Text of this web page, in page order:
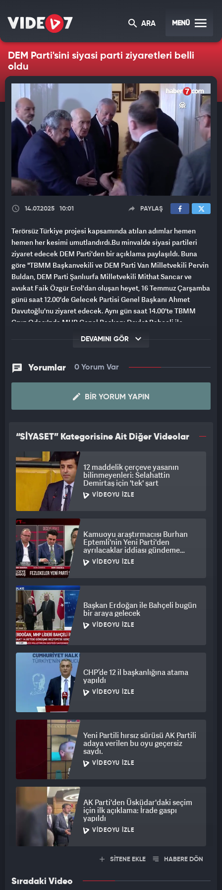
ARA MENÜ
DEM Parti'sini siyasi parti ziyaretleri belli
oldu
14.07.2025 10:01 PAYLAŞ
Terörsüz Türkiye projesi kapsamında atılan adımlar hemen
hemen her kesimi umutlandırdı.Bu minvalde siyasi partileri
ziyaret edecek DEM Parti'den bir açıklama paylaşıldı. Buna
göre "TBMM Başkanvekili ve DEM Parti Van Milletvekili Pervin
Buldan, DEM Parti Şanlıurfa Milletvekili Mithat Sancar ve
avukat Faik Özgür Erol'dan oluşan heyet, 16 Temmuz Çarşamba
günü saat 12.00'de Gelecek Partisi Genel Başkanı Ahmet
Davutoğlu'nu ziyaret edecek. Aynı gün saat 14.00'te TBMM
Grup Odası'nda MHP Genel Başkanı Devlet Bahçeli ile
görüşecek heyet, 17 Temmuz Perşembe günü ise CHP Genel
DEVAMINI GÖR
Yorumlar 0 Yorum Var
BIR YORUM YAPIN
“SİYASET” Kategorisine Ait Diğer Videolar
12 maddelik çerçeve yasanın
bilinmeyenleri: Selahattin
Demirtaş için 'tek' şart
VIDEOYU İZLE
Kamuoyu araştırmacısı Burhan
Eptemli'nin Yeni Parti'den
ayrılacaklar iddiası gündeme
bomba gibi düştü
VIDEOYU İZLE
Başkan Erdoğan ile Bahçeli bugün
bir araya gelecek
VIDEOYU İZLE
CHP’de 12 il başkanlığına atama
yapıldı
VIDEOYU İZLE
Yeni Partili hırsız sürüsü AK Partili
adaya verilen bu oyu geçersiz
saydı.
VIDEOYU İZLE
AK Parti'den Üsküdar'daki seçim
için ilk açıklama: İrade gaspı
yapıldı
VIDEOYU İZLE
SİTENE EKLE HABERE DÖN
Sıradaki Video